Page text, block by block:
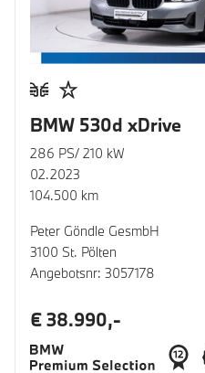
BMW 530d xDrive
286 PS/ 210 kW
02.2023
104.500 km
Peter Göndle GesmbH
3100 St. Pölten
Angebotsnr: 3057178
€ 38.990,-